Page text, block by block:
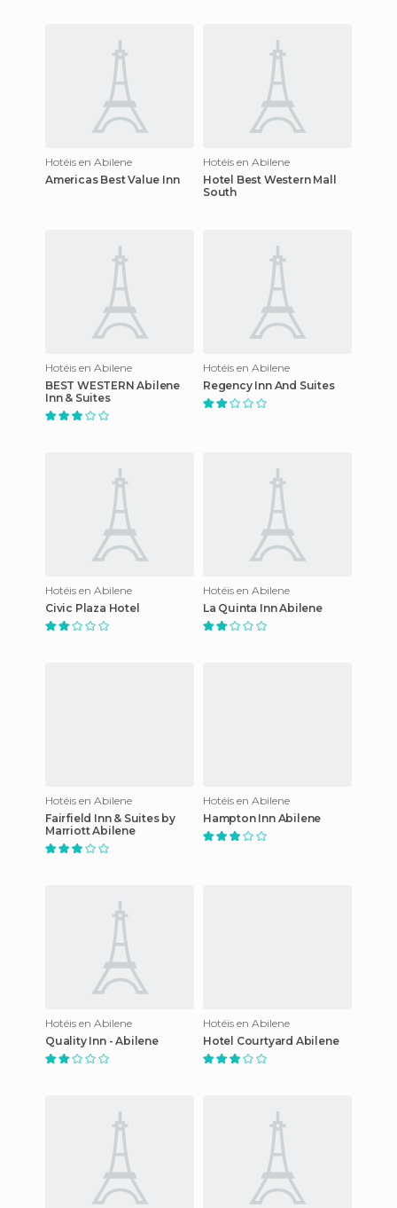
Hotéis en Abilene
Americas Best Value Inn
Hotéis en Abilene
Hotel Best Western Mall
South
Hotéis en Abilene
BEST WESTERN Abilene
Inn & Suites
Hotéis en Abilene
Regency Inn And Suites
Hotéis en Abilene
Civic Plaza Hotel
Hotéis en Abilene
La Quinta Inn Abilene
Hotéis en Abilene
Fairfield Inn & Suites by
Marriott Abilene
Hotéis en Abilene
Hampton Inn Abilene
Hotéis en Abilene
Quality Inn - Abilene
Hotéis en Abilene
Hotel Courtyard Abilene